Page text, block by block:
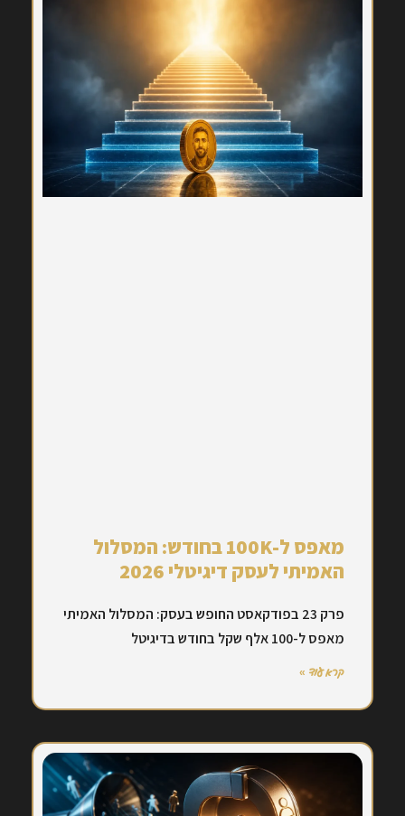
מאפס ל-100K בחודש: המסלול
האמיתי לעסק דיגיטלי 2026
פרק 23 בפודקאסט החופש בעסק: המסלול האמיתי
מאפס ל-100 אלף שקל בחודש בדיגיטל
קרא עוד »